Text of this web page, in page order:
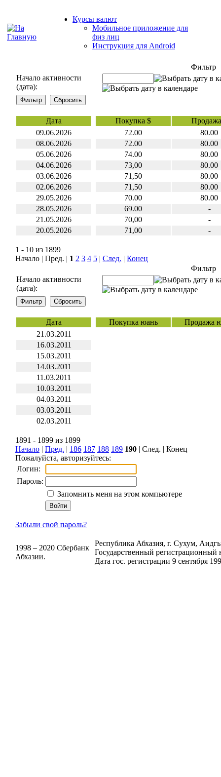
Курсы валют
Мобильное приложение для
физ лиц
Инструкция для Android
Фильтр
Начало активности
(дата):
Дата Покупка $
09.06.2026
72.00
80.00
08.06.2026
72.00
80.00
05.06.2026
74.00
80.00
04.06.2026
73,00
80.00
03.06.2026
71,50
80.00
02.06.2026
71,50
80.00
29.05.2026
70.00
80.00
28.05.2026
69.00
-
21.05.2026
70,00
-
20.05.2026
71,00 -
1 - 10 из 1899
Начало | Пред. | 1 2 3 4 5 | След. | Конец
Фильтр
Начало активности
(дата):
Дата Покупка юань
Продажа
21.03.2011
16.03.2011
15.03.2011
14.03.2011
11.03.2011
10.03.2011
04.03.2011
03.03.2011
02.03.2011
1891 - 1899 из 1899
Начало | Пред. | 186 187 188 189 190 | След. | Конец
Пожалуйста, авторизуйтесь:
Логин:
Пароль:
Запомнить меня на этом компьютере
Забыли свой пароль?
1998 – 2020 Сбербанк
Абхазии.
Республика Абхазия, г. Сухум,
Государственный регистрационный
Дата гос. регистрации 9 сентября